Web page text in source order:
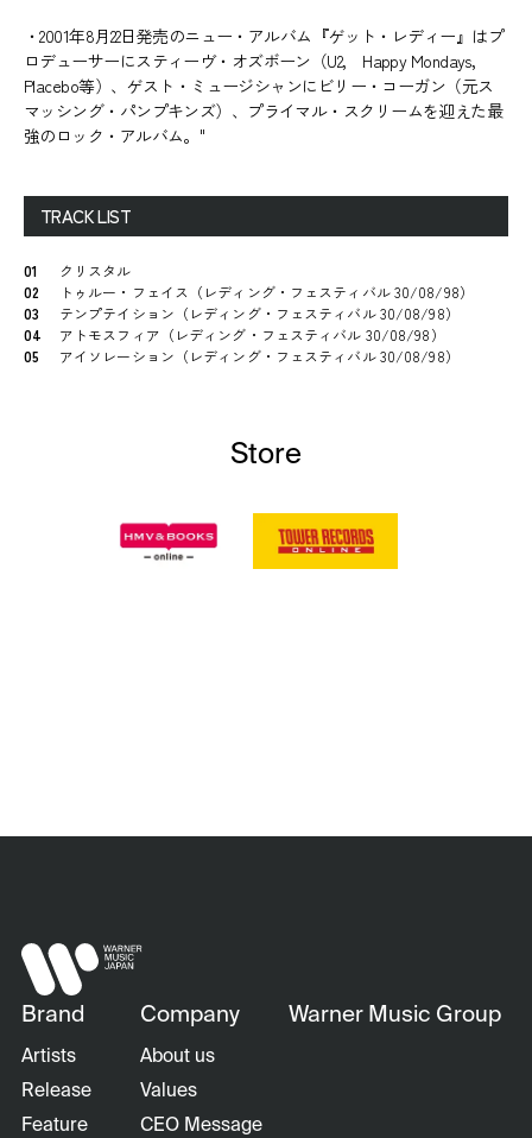
・2001年8月22日発売のニュー・アルバム『ゲット・レディー』はプ
ロデューサーにスティーヴ・オズボーン（U2， Happy Mondays，
Placebo等）、ゲスト・ミュージシャンにビリー・コーガン（元ス
マッシング・パンプキンズ）、プライマル・スクリームを迎えた最
強のロック・アルバム。"
TRACK LIST
01
クリスタル
02
トゥルー・フェイス（レディング・フェスティバル 30/08/98）
03
テンプテイション（レディング・フェスティバル 30/08/98）
04
アトモスフィア（レディング・フェスティバル 30/08/98）
05
アイソレーション（レディング・フェスティバル 30/08/98）
Store
Brand
Artists
Release
Feature
Company
About us
Values
CEO Message
Warner Music Group